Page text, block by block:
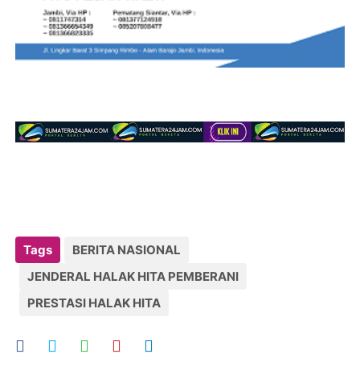
Tags
BERITA NASIONAL
JENDERAL HALAK HITA PEMBERANI
PRESTASI HALAK HITA